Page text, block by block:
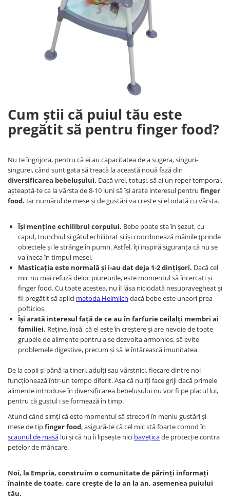
Cum știi că puiul tău este
pregătit să pentru finger food?
Nu te îngrijora, pentru că ei au capacitatea de a sugera, singuri-
singurei, când sunt gata să treacă la această nouă fază din
diversificarea bebelușului. Dacă vrei, totuși, să ai un reper temporal,
așteaptă-te ca la vârsta de 8-10 luni să își arate interesul pentru finger
food. Iar numărul de mese și de gustări va crește și el odată cu vârsta.
Își menține echilibrul corpului. Bebe poate sta în șezut, cu
capul, trunchiul și gâtul echilibrat și își coordonează mâinile (prinde
obiectele și le strânge în pumn. Astfel, îți inspiră siguranța că nu se
va îneca în timpul mesei.
Masticația este normală și i-au dat deja 1-2 dințișori. Dacă cel
mic nu mai refuză deloc piureurile, este momentul să încercați și
finger food. Cu toate acestea, nu îl lăsa niciodată nesupravegheat și
fii pregătit să aplici metoda Heimlich dacă bebe este uneori prea
pofticios.
Își arată interesul față de ce au în farfurie ceilalți membri ai
familiei. Reține, însă, că el este în creștere și are nevoie de toate
grupele de alimente pentru a se dezvolta armonios, să evite
problemele digestive, precum și să le întărească imunitatea.
De la copii și până la tineri, adulți sau vârstnici, fiecare dintre noi
funcționează într-un tempo diferit. Așa că nu îți face griji dacă primele
alimente introduse în diversificarea bebelușului nu vor fi pe placul lui,
pentru că gustul i se formează în timp.
Atunci când simți că este momentul să strecori în meniu gustări și
mese de tipfinger food, asigură-te că cel mic stă foarte comod în
scaunul de masă lui și că nu îi lipsește nici bavețicade protecție contra
petelor de mâncare.
Noi, la Empria, construim o comunitate de părinți informați
înainte de toate, care crește de la an la an, asemenea puiului
tău.